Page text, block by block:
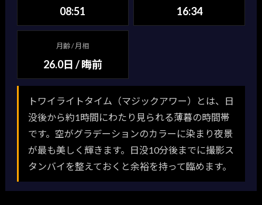
08:51 16:34
月齢 / 月相
26.0日 / 晦前
トワイライトタイム（マジックアワー）とは、日
没後から約1時間にわたり見られる薄暮の時間帯
です。空がグラデーションのカラーに染まり夜景
が最も美しく輝きます。日没10分後までに撮影ス
タンバイを整えておくと余裕を持って臨めます。